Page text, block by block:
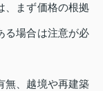
、まず価格の根拠
る場合は注意が必
無、越境や再建築